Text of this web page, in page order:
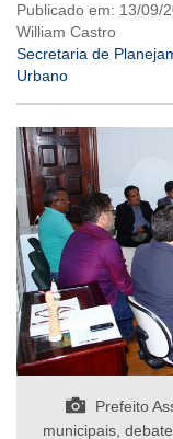
Publicado em: 13/09/
William Castro
Secretaria de
Urbano
Prefeito
municipais,